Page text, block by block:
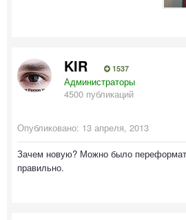
KIR 1537
Администраторы
4500 публикаций
Опубликовано: 13 апреля, 2013
Зачем новую? Можно было
правильно.